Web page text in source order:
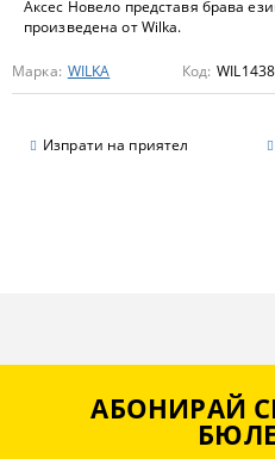
Аксес Новело представя брава
произведена от Wilka.
Марка: WILKA Код:
Изпрати на приятел
АБОНИРАЙ